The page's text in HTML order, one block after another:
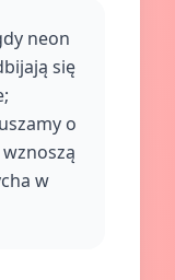
neon
się
o
w